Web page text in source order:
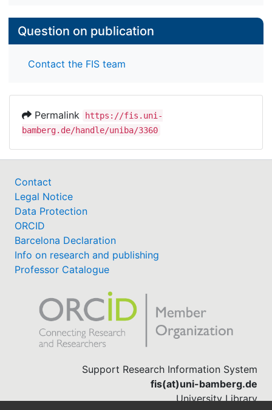
Question on publication
Contact the FIS team
Permalink
https://fis.uni-
bamberg.de/handle/uniba/3360
Contact
Legal Notice
Data Protection
ORCID
Barcelona Declaration
Info on research and publishing
Professor Catalogue
Support Research Information System
fis(at)uni-bamberg.de
University Library